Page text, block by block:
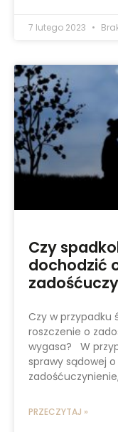
7 lutego 2023
Czy
dochodzić
Czy w przypadku
roszczenie o
wygasa? W
sprawy sądowej
PRZECZYTAJ »